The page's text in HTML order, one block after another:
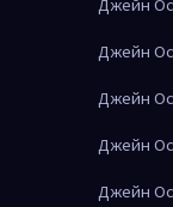
Джейн
Джейн
Джейн
Джейн
Джейн